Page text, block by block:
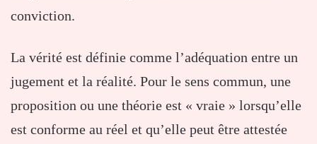
conviction.
La vérité est définie comme l’adéquation entre un
jugement et la réalité. Pour le sens commun, une
proposition ou une théorie est « vraie » lorsqu’elle
est conforme au réel et qu’elle peut être attestée